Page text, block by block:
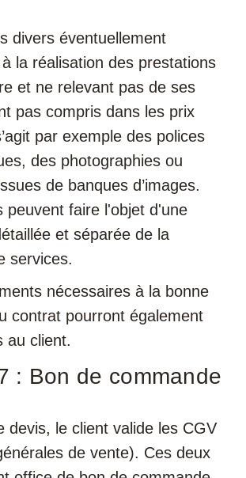
divers éventuellement
la réalisation des prestations
et ne relevant pas de ses
pas compris dans les prix
par exemple des polices
des photographies ou
de banques d’images.
peuvent faire l'objet d'une
et séparée de la
services.
nécessaires à la bonne
contrat pourront également
au client.
: Bon de commande
devis, le client valide les CGV
de vente). Ces deux